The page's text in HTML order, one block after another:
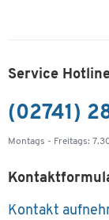
Service
(02741)
Montags - Freitags:
Kontakt